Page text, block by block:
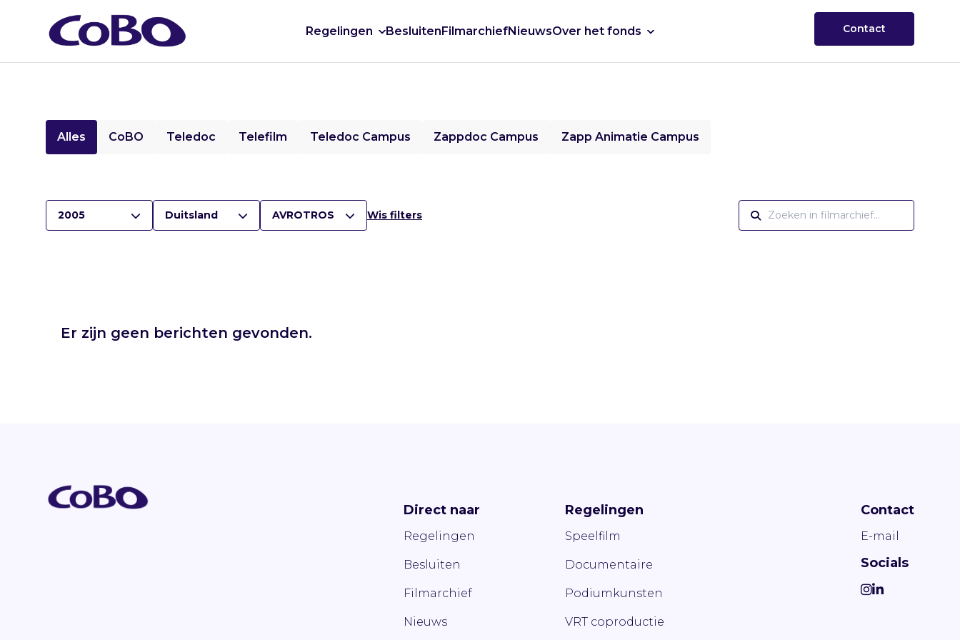
Regelingen BesluitenFilmarchiefNieuwsOver het fonds Contact
Alles CoBO Teledoc Telefilm Teledoc Campus Zappdoc Campus Zapp Animatie Campus
2005 Duitsland AVROTROS Wis filters
Er zijn geen berichten gevonden.
Direct naar
Regelingen
Besluiten
Filmarchief
Nieuws
Regelingen
Speelfilm
Documentaire
Podiumkunsten
VRT coproductie
Contact
E-mail
Socials